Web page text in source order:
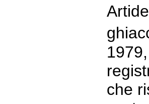
che